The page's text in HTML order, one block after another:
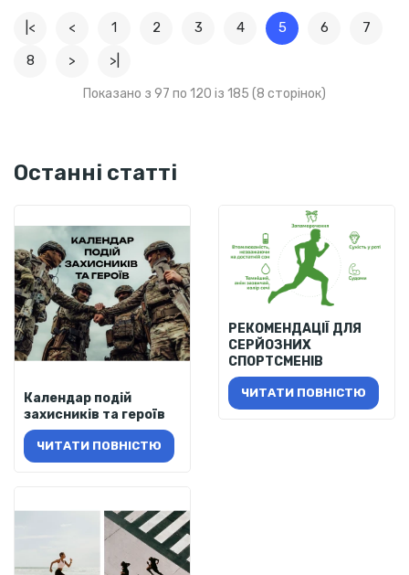
|< < 1 2 3 4 5 6
7
8
> >|
Показано з 97 по 120 із 185 (8 сторінок)
Останні статті
Календар подій
захисників та героїв
ЧИТАТИ ПОВНІСТЮ
РЕКОМЕНДАЦІЇ ДЛЯ
СЕРЙОЗНИХ
СПОРТСМЕНІВ
ЧИТАТИ ПОВНІСТЮ